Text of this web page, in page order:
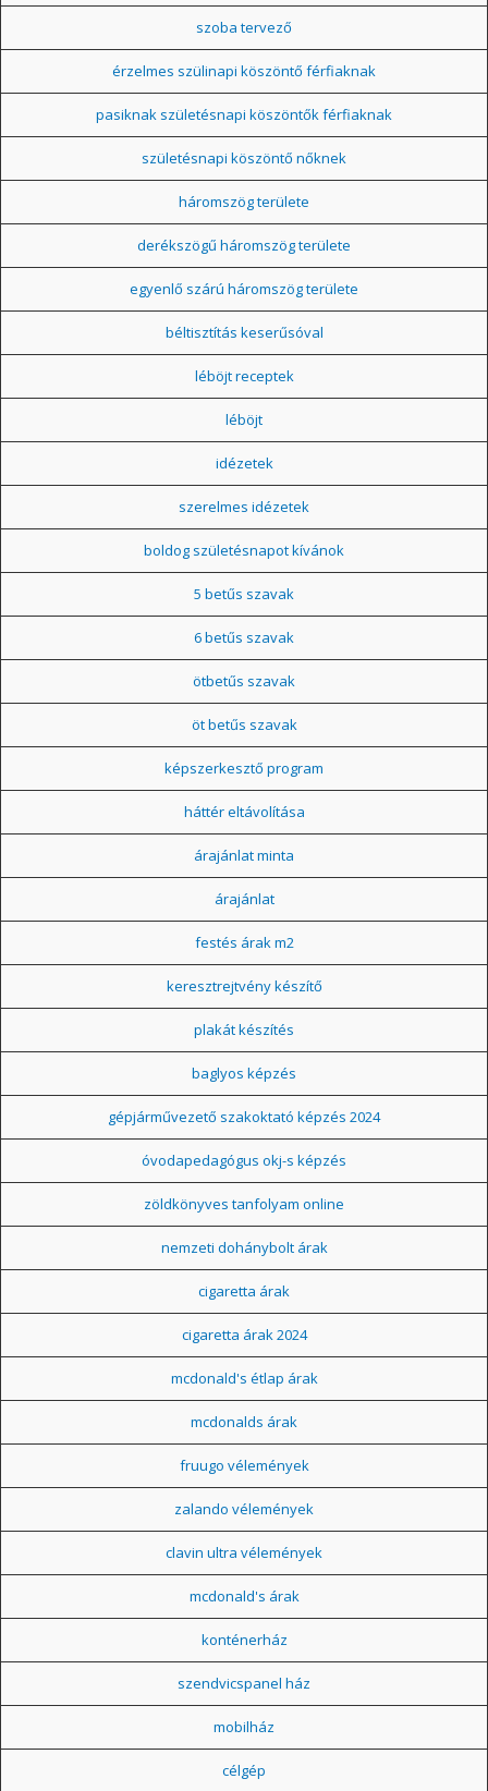
szoba tervező
érzelmes szülinapi köszöntő férfiaknak
pasiknak születésnapi köszöntők férfiaknak
születésnapi köszöntő nőknek
háromszög területe
derékszögű háromszög területe
egyenlő szárú háromszög területe
béltisztítás keserűsóval
léböjt receptek
léböjt
idézetek
szerelmes idézetek
boldog születésnapot kívánok
5 betűs szavak
6 betűs szavak
ötbetűs szavak
öt betűs szavak
képszerkesztő program
háttér eltávolítása
árajánlat minta
árajánlat
festés árak m2
keresztrejtvény készítő
plakát készítés
baglyos képzés
gépjárművezető szakoktató képzés 2024
óvodapedagógus okj-s képzés
zöldkönyves tanfolyam online
nemzeti dohánybolt árak
cigaretta árak
cigaretta árak 2024
mcdonald's étlap árak
mcdonalds árak
fruugo vélemények
zalando vélemények
clavin ultra vélemények
mcdonald's árak
konténerház
szendvicspanel ház
mobilház
célgép